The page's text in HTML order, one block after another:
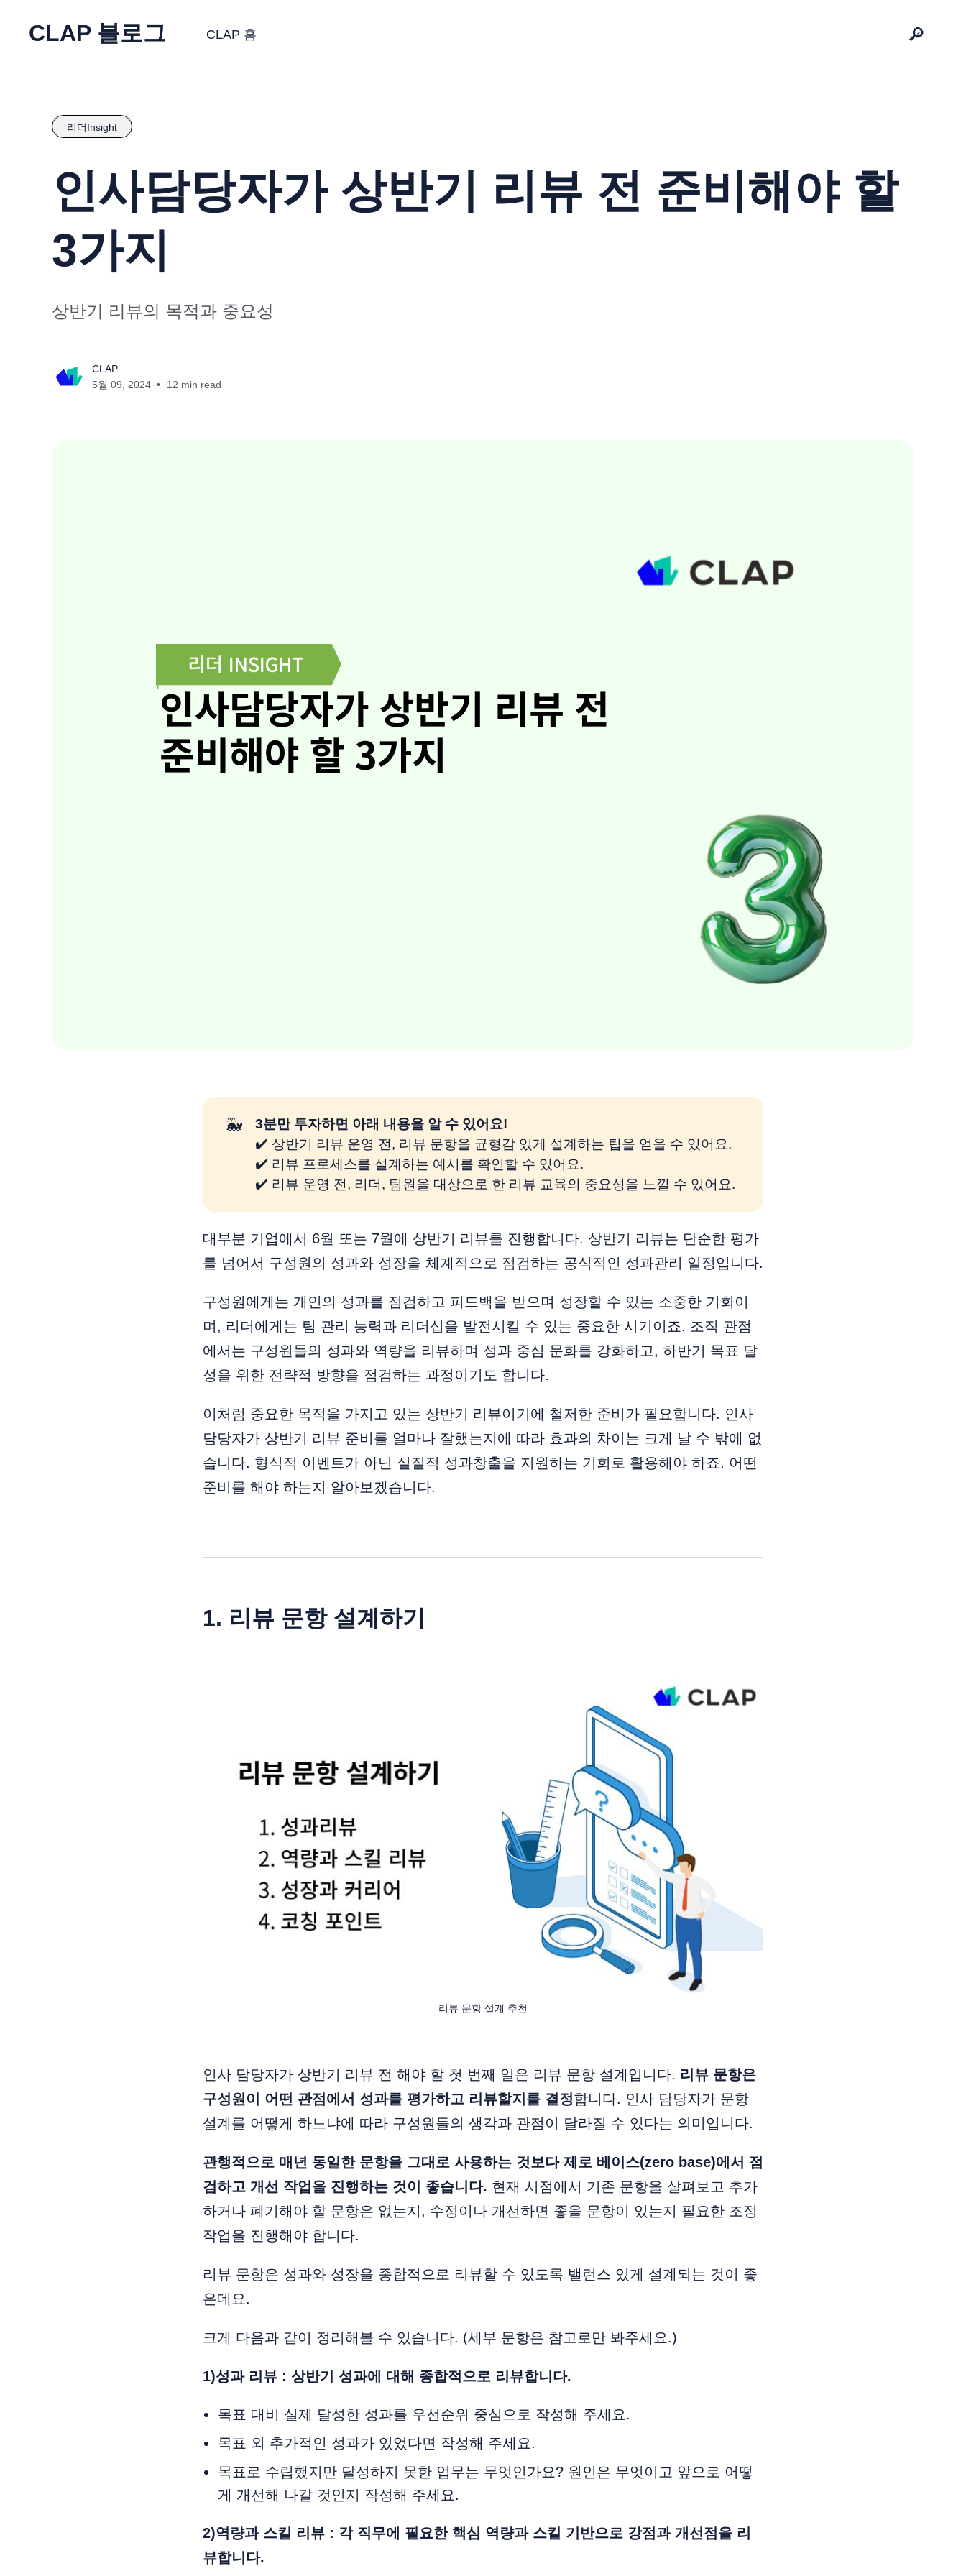
CLAP 블로그 CLAP 홈 🔎
리더Insight
인사담당자가 상반기 리뷰 전 준비해야 할
3가지
상반기 리뷰의 목적과 중요성
CLAP
5월 09, 2024
12 min read
🐳
3분만 투자하면 아래 내용을 알 수 있어요!
✔️ 상반기 리뷰 운영 전, 리뷰 문항을 균형감 있게 설계하는 팁을 얻을 수 있어요.
✔️ 리뷰 프로세스를 설계하는 예시를 확인할 수 있어요.
✔️ 리뷰 운영 전, 리더, 팀원을 대상으로 한 리뷰 교육의 중요성을 느낄 수 있어요.
대부분 기업에서 6월 또는 7월에 상반기 리뷰를 진행합니다. 상반기 리뷰는 단순한 평가
를 넘어서 구성원의 성과와 성장을 체계적으로 점검하는 공식적인 성과관리 일정입니다.
구성원에게는 개인의 성과를 점검하고 피드백을 받으며 성장할 수 있는 소중한 기회이
며, 리더에게는 팀 관리 능력과 리더십을 발전시킬 수 있는 중요한 시기이죠. 조직 관점
에서는 구성원들의 성과와 역량을 리뷰하며 성과 중심 문화를 강화하고, 하반기 목표 달
성을 위한 전략적 방향을 점검하는 과정이기도 합니다.
이처럼 중요한 목적을 가지고 있는 상반기 리뷰이기에 철저한 준비가 필요합니다. 인사
담당자가 상반기 리뷰 준비를 얼마나 잘했는지에 따라 효과의 차이는 크게 날 수 밖에 없
습니다. 형식적 이벤트가 아닌 실질적 성과창출을 지원하는 기회로 활용해야 하죠. 어떤
준비를 해야 하는지 알아보겠습니다.
1. 리뷰 문항 설계하기
리뷰 문항 설계 추천
인사 담당자가 상반기 리뷰 전 해야 할 첫 번째 일은 리뷰 문항 설계입니다. 리뷰 문항은
구성원이 어떤 관점에서 성과를 평가하고 리뷰할지를 결정합니다. 인사 담당자가 문항
설계를 어떻게 하느냐에 따라 구성원들의 생각과 관점이 달라질 수 있다는 의미입니다.
관행적으로 매년 동일한 문항을 그대로 사용하는 것보다 제로 베이스(zero base)에서 점
검하고 개선 작업을 진행하는 것이 좋습니다. 현재 시점에서 기존 문항을 살펴보고 추가
하거나 폐기해야 할 문항은 없는지, 수정이나 개선하면 좋을 문항이 있는지 필요한 조정
작업을 진행해야 합니다.
리뷰 문항은 성과와 성장을 종합적으로 리뷰할 수 있도록 밸런스 있게 설계되는 것이 좋
은데요.
크게 다음과 같이 정리해볼 수 있습니다. (세부 문항은 참고로만 봐주세요.)
1)성과 리뷰 : 상반기 성과에 대해 종합적으로 리뷰합니다.
목표 대비 실제 달성한 성과를 우선순위 중심으로 작성해 주세요.
목표 외 추가적인 성과가 있었다면 작성해 주세요.
목표로 수립했지만 달성하지 못한 업무는 무엇인가요? 원인은 무엇이고 앞으로 어떻
게 개선해 나갈 것인지 작성해 주세요.
2)역량과 스킬 리뷰 : 각 직무에 필요한 핵심 역량과 스킬 기반으로 강점과 개선점을 리
뷰합니다.